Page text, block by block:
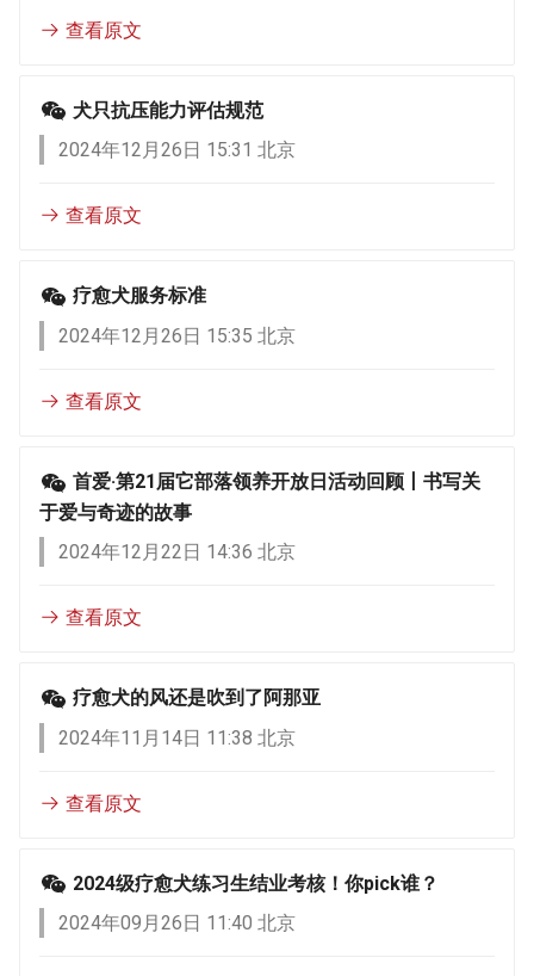
查看原文
犬只抗压能力评估规范
2024年12月26日 15:31 北京
查看原文
疗愈犬服务标准
2024年12月26日 15:35 北京
查看原文
首爱·第21届它部落领养开放日活动回顾丨书写关
于爱与奇迹的故事
2024年12月22日 14:36 北京
查看原文
疗愈犬的风还是吹到了阿那亚
2024年11月14日 11:38 北京
查看原文
2024级疗愈犬练习生结业考核！你pick谁？
2024年09月26日 11:40 北京